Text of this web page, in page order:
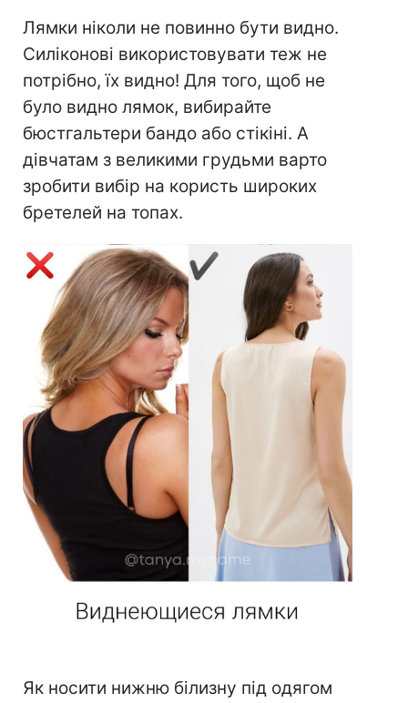
Лямки ніколи не повинно бути видно.
Силіконові використовувати теж не
потрібно, їх видно! Для того, щоб не
було видно лямок, вибирайте
бюстгальтери бандо або стікіні. А
дівчатам з великими грудьми варто
зробити вибір на користь широких
бретелей на топах.
Як носити нижню білизну під одягом